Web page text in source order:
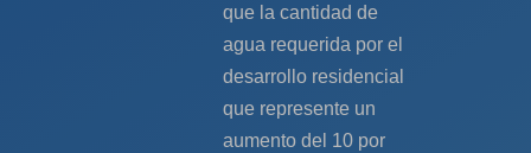
que la cantidad de
agua requerida por el
desarrollo residencial
que represente un
aumento del 10 por